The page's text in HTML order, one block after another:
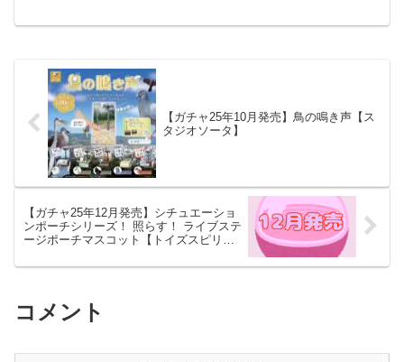
【ガチャ25年10月発売】鳥の鳴き声【ス
タジオソータ】
【ガチャ25年12月発売】シチュエーショ
ンポーチシリーズ！ 照らす！ ライブステ
ージポーチマスコット【トイズスピリッ
コメント